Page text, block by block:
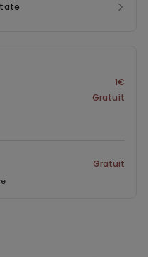
1€
Gratuit
Gratuit